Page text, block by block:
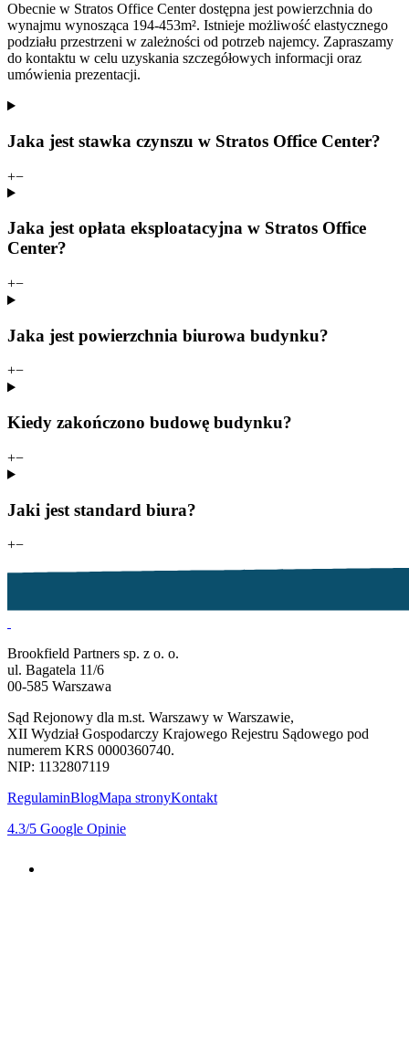
Obecnie w Stratos Office Center dostępna jest powierzchnia do
wynajmu wynosząca 194-453m². Istnieje możliwość elastycznego
podziału przestrzeni w zależności od potrzeb najemcy. Zapraszamy
do kontaktu w celu uzyskania szczegółowych informacji oraz
umówienia prezentacji.
Jaka jest stawka czynszu w Stratos Office Center?
+−
Jaka jest opłata eksploatacyjna w Stratos Office
Center?
+−
Jaka jest powierzchnia biurowa budynku?
+−
Kiedy zakończono budowę budynku?
+−
Jaki jest standard biura?
+−
Brookfield Partners sp. z o. o.
ul. Bagatela 11/6
00-585 Warszawa
Sąd Rejonowy dla m.st. Warszawy w Warszawie,
XII Wydział Gospodarczy Krajowego Rejestru Sądowego pod
numerem KRS 0000360740.
NIP: 1132807119
RegulaminBlogMapa stronyKontakt
4.3/5 Google Opinie